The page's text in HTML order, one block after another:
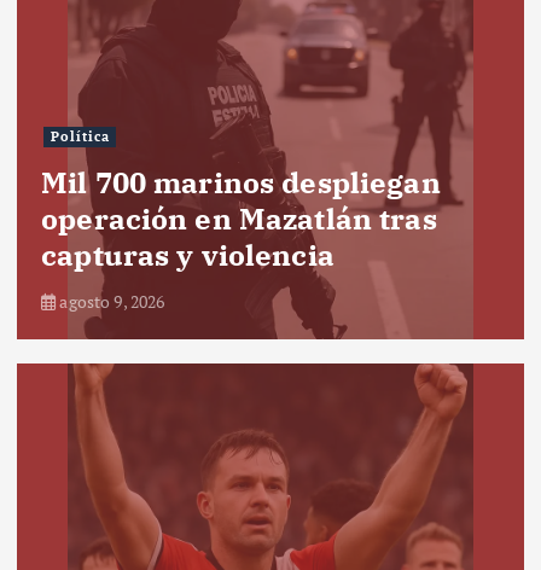
Política
Mil 700 marinos despliegan
operación en Mazatlán tras
capturas y violencia
agosto 9, 2026